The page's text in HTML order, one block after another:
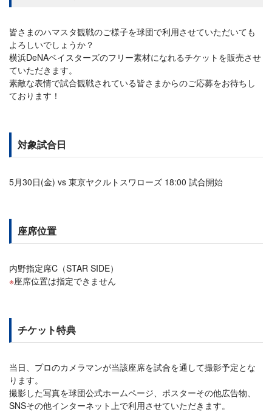
皆さまのハマスタ観戦のご様子を球団で利用させていただいても
よろしいでしょうか？
横浜DeNAベイスターズのフリー素材になれるチケットを販売させ
ていただきます。
素敵な表情で試合観戦されている皆さまからのご応募をお待ちし
ております！
対象試合日
5月30日(金) vs 東京ヤクルトスワローズ 18:00 試合開始
座席位置
内野指定席C（STAR SIDE）
座席位置は指定できません
チケット特典
当日、プロのカメラマンが当該座席を試合を通して撮影予定とな
ります。
撮影した写真を球団公式ホームページ、ポスターその他広告物、
SNSその他インターネット上で利用させていただきます。